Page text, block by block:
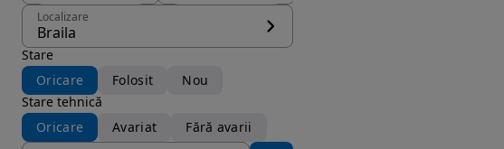
Localizare
Braila
Stare
Oricare
Folosit
Nou
Stare tehnică
Oricare
Avariat Fără avarii